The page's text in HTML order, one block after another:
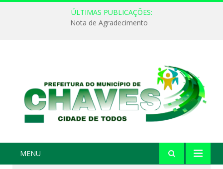
ÚLTIMAS PUBLICAÇÕES:
Nota de Agradecimento
MENU